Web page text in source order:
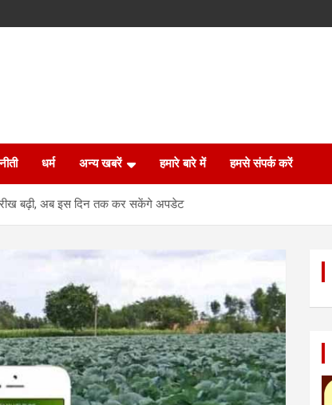
धर्म अन्य खबरें हमारे बारे में हमसे संपर्क करें
बढ़ी, अब इस दिन तक कर सकेंगे अपडेट